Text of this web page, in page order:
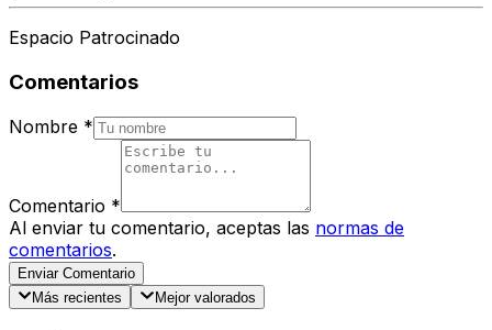
Espacio Patrocinado
Comentarios
Nombre *
Comentario *
Al enviar tu comentario, aceptas las normas de
comentarios.
Enviar Comentario
Más recientes
Mejor valorados